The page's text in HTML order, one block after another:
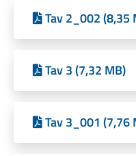
Tav 2_002 (8,35
Tav 3 (7,32 MB)
Tav 3_001 (7,76